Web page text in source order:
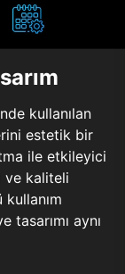
kullanılan
estetik bir
ile etkileyici
ve kaliteli
aynı